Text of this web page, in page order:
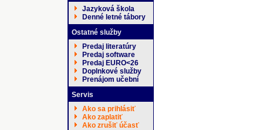
Jazyková škola
Denné letné tábory
Ostatné služby
Predaj literatúry
Predaj software
Predaj EURO<26
Doplnkové služby
Prenájom učební
Servis
Ako sa prihlásiť
Ako zaplatiť
Ako zrušiť účasť